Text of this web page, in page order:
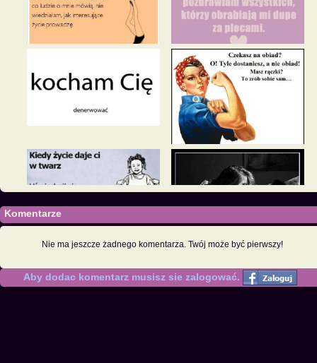
Komentarze
Nie ma jeszcze żadnego komentarza. Twój może być pierwszy!
Aby dodac komentarz musisz sie zalogować.